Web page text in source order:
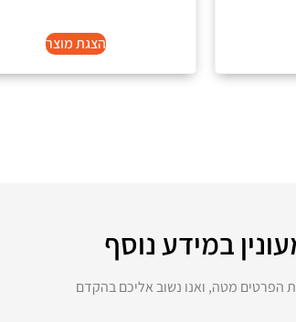
הצגת מוצר
במידע נוסף
הפרטים מטה, ואנו נשוב אליכם בהקדם